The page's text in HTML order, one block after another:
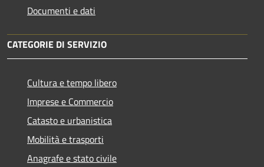
Documenti e dati
CATEGORIE DI SERVIZIO
Cultura e tempo libero
Imprese e Commercio
Catasto e urbanistica
Mobilità e trasporti
Anagrafe e stato civile